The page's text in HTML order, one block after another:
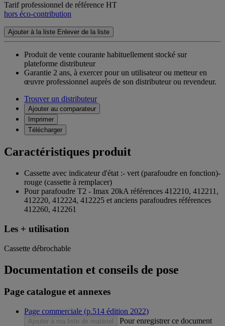
Tarif professionnel de référence HT
hors éco-contribution
Ajouter à la liste Enlever de la liste
Produit de vente courante habituellement stocké sur
plateforme distributeur
Garantie 2 ans, à exercer pour un utilisateur ou metteur en
œuvre professionnel auprès de son distributeur ou revendeur.
Trouver un distributeur
Ajouter au comparateur
Imprimer
Télécharger
Caractéristiques produit
Cassette avec indicateur d'état :- vert (parafoudre en fonction)-
rouge (cassette à remplacer)
Pour parafoudre T2 - Imax 20kA références 412210, 412211,
412220, 412224, 412225 et anciens parafoudres références
412260, 412261
Les + utilisation
Cassette débrochable
Documentation et conseils de pose
Page catalogue et annexes
Page commerciale (p.514 édition 2022)
Ajouter à ma liste de matériel
Pour enregistrer ce document